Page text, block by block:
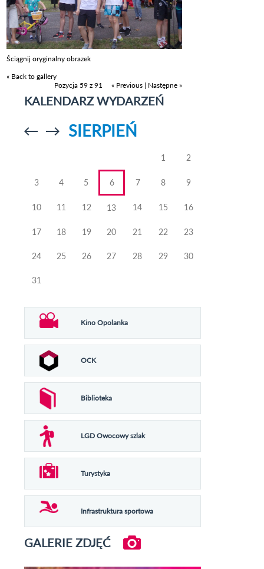
Ściągnij oryginalny obrazek
« Back to gallery
Pozycja 59 z 91
« Previous | Następne »
KALENDARZ WYDARZEŃ
Przejdź doPrzejdź do
SIERPIEŃ
1 2
3 4 5 6 7 8 9
10 11 12 13 14 15 16
17 18 19 20 21 22 23
24 25 26 27 28 29 30
31
Kino Opolanka
OCK
Biblioteka
LGD Owocowy szlak
Turystyka
Infrastruktura sportowa
GALERIE ZDJĘĆ